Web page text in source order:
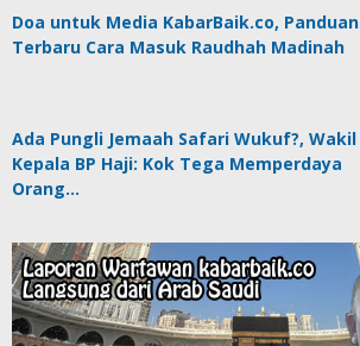
Doa untuk Media KabarBaik.co, Panduan
Terbaru Cara Masuk Raudhah Madinah
Ada Pungli Jemaah Safari Wukuf?, Wakil
Kepala BP Haji: Kok Tega Memperdaya
Orang…